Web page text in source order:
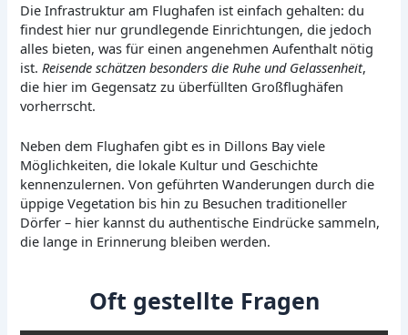
Die Infrastruktur am Flughafen ist einfach gehalten: du
findest hier nur grundlegende Einrichtungen, die jedoch
alles bieten, was für einen angenehmen Aufenthalt nötig
ist.Reisende schätzen besonders die Ruhe und Gelassenheit,
die hier im Gegensatz zu überfüllten Großflughäfen
vorherrscht.
Neben dem Flughafen gibt es in Dillons Bay viele
Möglichkeiten, die lokale Kultur und Geschichte
kennenzulernen. Von geführten Wanderungen durch die
üppige Vegetation bis hin zu Besuchen traditioneller
Dörfer – hier kannst du authentische Eindrücke sammeln,
die lange in Erinnerung bleiben werden.
Oft gestellte Fragen